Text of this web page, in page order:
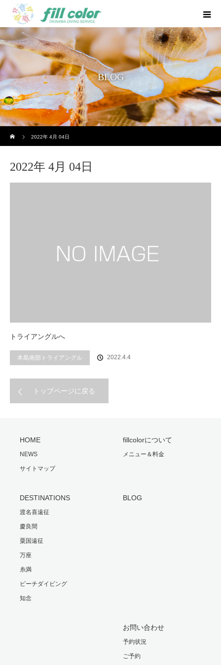
BLOG
2022年 4月 04日
2022年 4月 04日
トライアングルへ
本島南部トライアングル 2022.4.4
トップページに戻る
HOME
NEWS
サイトマップ
fillcolorについて
メニュー＆料金
DESTINATIONS
渡名喜遠征
慶良間
粟国遠征
万座
糸満
ビーチダイビング
知念
BLOG
お問い合わせ
予約状況
ご予約